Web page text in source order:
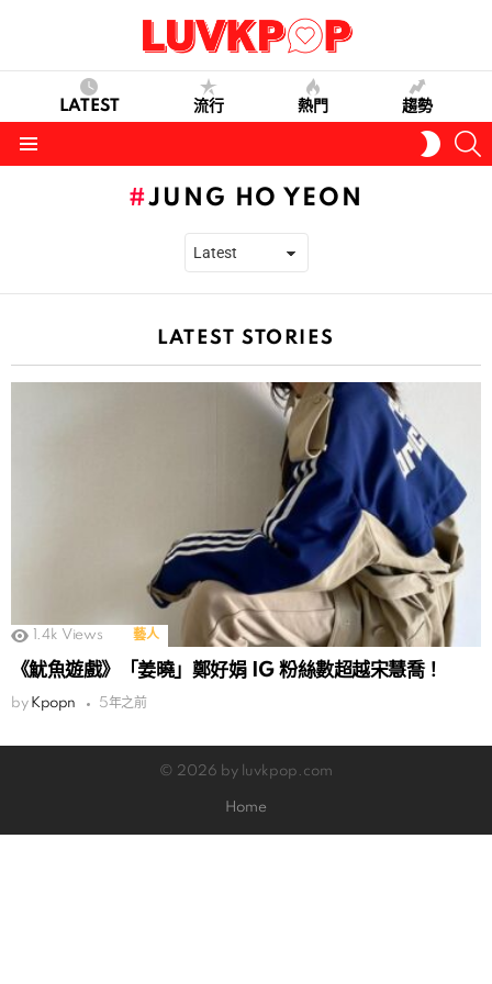
LATEST 流行 熱門 趨勢
SKIN
JUNG HO YEON
LATEST STORIES
1.4k Views 藝人
《魷魚遊戲》「姜曉」鄭好娟 IG 粉絲數超越宋慧喬！
by Kpopn 5年之前
© 2026 by luvkpop.com
Home